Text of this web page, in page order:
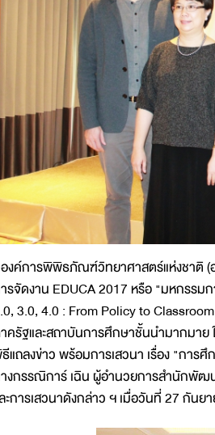
องค์การพิพิธภัณฑ์วิทยาศาสตร์แห่งชาติ (
รจัดงาน EDUCA 2017 หรือ "มหกรร
3.0, 4.0 : From Policy to
ครัฐและสถาบันการศึกษาชั้นนำมากมา
แถลงข่าว พร้อมการเสวนา เรื่อง "การ
งกรรณิการ์ เฉิน ผู้อำนวยการสำนักพัฒ
ะการเสวนาดังกล่าว ฯ เมื่อวันที่ 27 กัน